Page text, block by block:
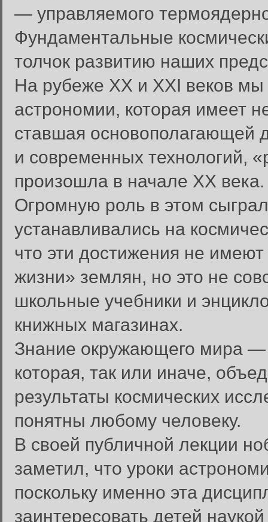
— управляемого
Фундаментальные
толчок развитию наших
На рубеже ХХ и ХХI веков мы
астрономии, которая имеет
ставшая основополагающей
и современных технологий,
произошла в начале ХХ века.
Огромную роль в этом
устанавливались на
что эти достижения не
жизни» землян, но это не
школьные учебники и
книжных магазинах.
Знание окружающего мира —
которая, так или иначе,
результаты космических
понятны любому человеку.
В своей публичной лекции
заметил, что уроки
поскольку именно эта
заинтересовать детей